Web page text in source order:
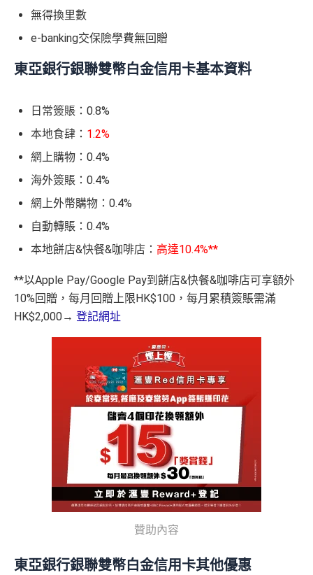
無得換里數
e-banking交保險學費無回贈
東亞銀行銀聯雙幣白金信用卡基本資料
日常簽賬：0.8%
本地食肆： 1.2%
網上購物：0.4%
海外簽賬：0.4%
網上外幣購物：0.4%
自動轉賬：0.4%
本地餅店&快餐&咖啡店： 高達10.4%**
**以Apple Pay/Google Pay到餅店&快餐&咖啡店可享額外
10%回贈，每月回贈上限HK$100，每月累積簽賬需滿
HK$2,000→ 登記網址
贊助內容
東亞銀行銀聯雙幣白金信用卡其他優惠